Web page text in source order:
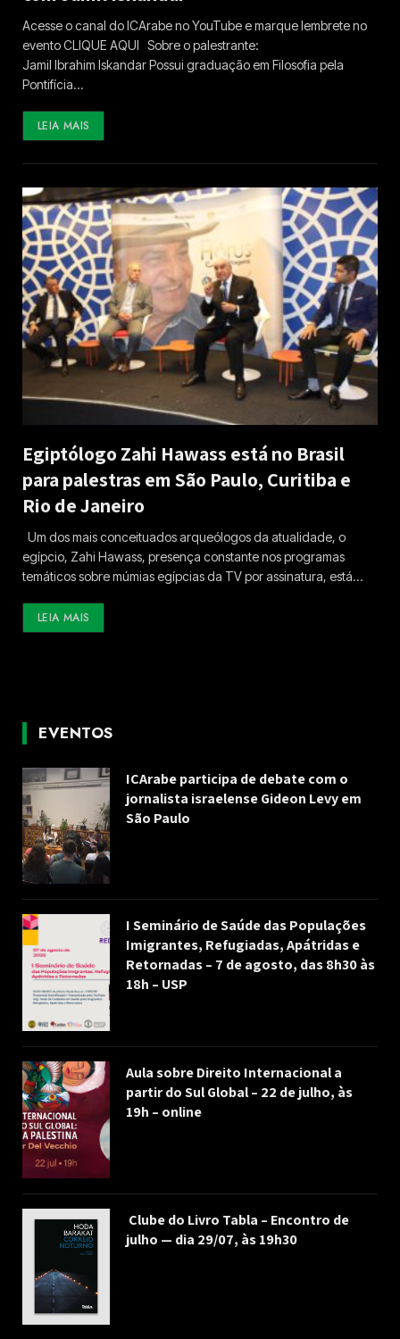
Acesse o canal do ICArabe no YouTube e marque lembrete no
evento CLIQUE AQUI Sobre o palestrante:
Jamil Ibrahim Iskandar Possui graduação em Filosofia pela
Pontifícia…
LEIA MAIS
Egiptólogo Zahi Hawass está no Brasil
para palestras em São Paulo, Curitiba e
Rio de Janeiro
Um dos mais conceituados arqueólogos da atualidade, o
egípcio, Zahi Hawass, presença constante nos programas
temáticos sobre múmias egípcias da TV por assinatura, está…
LEIA MAIS
EVENTOS
ICArabe participa de debate com o
jornalista israelense Gideon Levy em
São Paulo
I Seminário de Saúde das Populações
Imigrantes, Refugiadas, Apátridas e
Retornadas – 7 de agosto, das 8h30 às
18h – USP
Aula sobre Direito Internacional a
partir do Sul Global – 22 de julho, às
19h – online
Clube do Livro Tabla – Encontro de
julho — dia 29/07, às 19h30